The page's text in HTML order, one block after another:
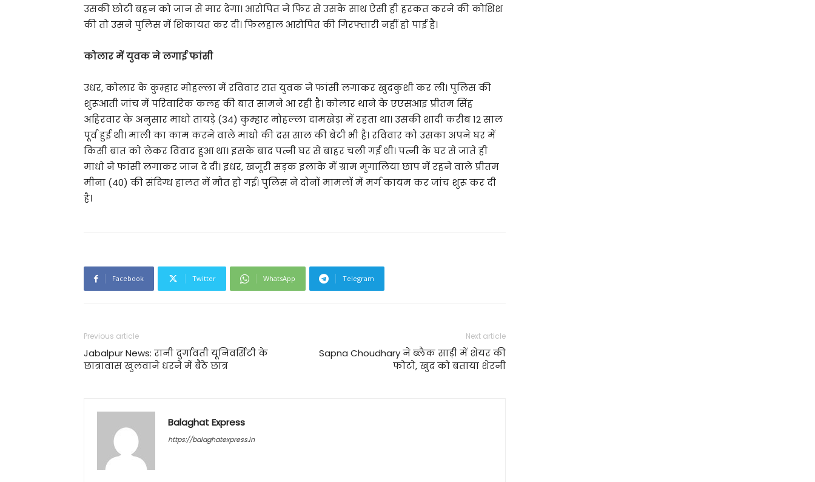
उसकी छोटी बहन को जान से मार देगा। आरोपित ने फिर से उसके साथ ऐसी ही हरकत करने की कोशिश
की तो उसने पुलिस में शिकायत कर दी। फिलहाल आरोपित की गिरफ्तारी नहीं हो पाई है।
कोलार में युवक ने लगाई फांसी
उधर, कोलार के कुम्हार मोहल्ला में रविवार रात युवक ने फांसी लगाकर खुदकुशी कर ली। पुलिस की
शुरूआती जांच में परिवारिक कलह की बात सामने आ रही है। कोलार थाने के एएसआइ प्रीतम सिंह
अहिरवार के अनुसार माधो तायड़े (34) कुम्हार मोहल्ला दामखेड़ा में रहता था। उसकी शादी करीब 12 साल
पूर्व हुई थी। माली का काम करने वाले माधो की दस साल की बेटी भी है। रविवार को उसका अपने घर में
किसी बात को लेकर विवाद हुआ था। इसके बाद पत्नी घर से बाहर चली गई थी। पत्नी के घर से जाते ही
माधो ने फांसी लगाकर जान दे दी। इधर, खजूरी सड़क इलाके में ग्राम मुगालिया छाप में रहने वाले प्रीतम
मीना (40) की संदिग्ध हालत में मौत हो गई। पुलिस ने दोनों मामलों में मर्ग कायम कर जांच शुरू कर दी
है।
Facebook Twitter WhatsApp Telegram
Previous article
Jabalpur News: रानी दुर्गावती यूनिवर्सिटी के
छात्रावास खुलवाने धरने में बैठे छात्र
Next article
Sapna Choudhary ने ब्लैक साड़ी में शेयर की
फोटो, खुद को बताया शेरनी
Balaghat Express
https://balaghatexpress.in